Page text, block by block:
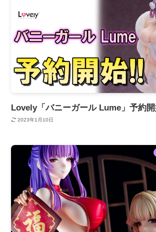
Lovely「バニーガール Lume」予約開
2023年1月10日